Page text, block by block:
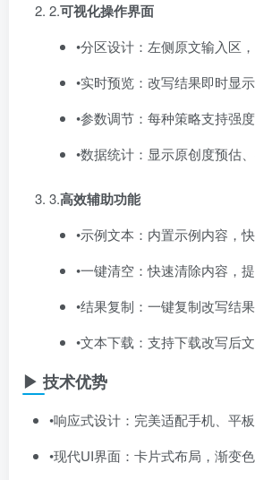
2.​可视化操作界面
•分区设计：左侧原文输入区
•实时预览：改写结果即时显
•参数调节：每种策略支持强
•数据统计：显示原创度预估
3.​高效辅助功能
•示例文本：内置示例内容，
•一键清空：快速清除内容，
•结果复制：一键复制改写结
•文本下载：支持下载改写后
▶ 技术优势
•响应式设计：完美适配手机、平
•现代UI界面：卡片式布局，渐变